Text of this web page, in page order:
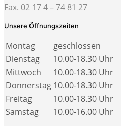
Fax. 02 17 4 – 74 81 27
Unsere Öffnungszeiten
Montag
geschlossen
Dienstag
10.00-18.30 Uhr
Mittwoch
10.00-18.30 Uhr
Donnerstag 10.00-18.30 Uhr
Freitag
10.00-18.30 Uhr
Samstag
10.00-16.00 Uhr